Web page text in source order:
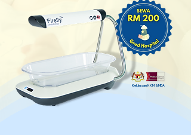
Kelulusan KKM & MDA